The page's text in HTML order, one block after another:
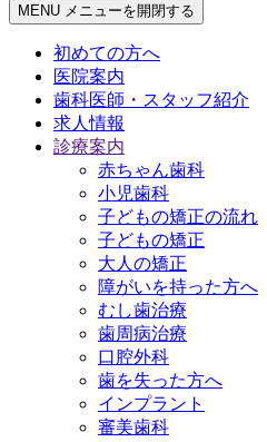
MENU メニューを開閉する
初めての方へ
医院案内
歯科医師・スタッフ紹介
求人情報
診療案内
赤ちゃん歯科
小児歯科
子どもの矯正の流れ
子どもの矯正
大人の矯正
障がいを持った方へ
むし歯治療
歯周病治療
口腔外科
歯を失った方へ
インプラント
審美歯科